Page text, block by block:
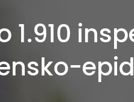
1.910